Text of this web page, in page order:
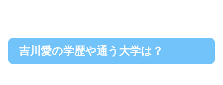
吉川愛の学歴や通う大学は？